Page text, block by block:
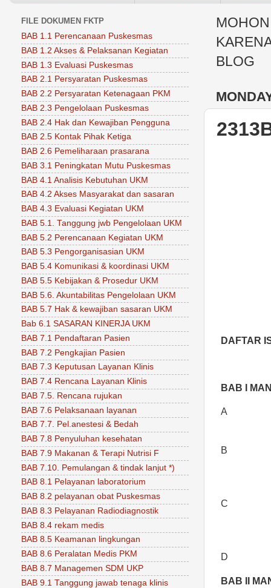
BLOG
DAFTAR
BAB I
A
B
C
D
BAB II
FILE DOKUMEN FKTP
BAB 1.1 Perencanaan Puskesmas
BAB 1.2 Akses & Pelaksanan Kegiatan
BAB 1.3 Evaluasi Puskesmas
BAB 2.1 Persyaratan Puskesmas
BAB 2.2 Persyaratan Ketenagaan PKM
BAB 2.3 Pengelolaan Puskesmas
BAB 2.4 Hak dan Kewajiban Pengguna
BAB 2.5 Kontak Pihak Ketiga
BAB 2.6 Pemeliharaan prasarana
BAB 3.1 Peningkatan Mutu Puskesmas
BAB 4.1 Analisis Kebutuhan UKM
BAB 4.2 Akses Masyarakat dan sasaran
BAB 4.3 Evaluasi Kegiatan UKM
BAB 5.1. Tanggung jwb Pengelolaan UKM
BAB 5.2 Perencanaan Kegiatan UKM
BAB 5.3 Pengorganisasian UKM
BAB 5.4 Komunikasi & koordinasi UKM
BAB 5.5 Kebijakan & Prosedur UKM
BAB 5.6. Akuntabilitas Pengelolaan UKM
BAB 5.7 Hak & kewajiban sasaran UKM
Bab 6.1 SASARAN KINERJA UKM
BAB 7.1 Pendaftaran Pasien
BAB 7.2 Pengkajian Pasien
BAB 7.3 Keputusan Layanan Klinis
BAB 7.4 Rencana Layanan Klinis
BAB 7.5. Rencana rujukan
BAB 7.6 Pelaksanaan layanan
BAB 7.7. Pel.anestesi & Bedah
BAB 7.8 Penyuluhan kesehatan
BAB 7.9 Makanan & Terapi Nutrisi F
BAB 7.10. Pemulangan & tindak lanjut *)
BAB 8.1 Pelayanan laboratorium
BAB 8.2 pelayanan obat Puskesmas
BAB 8.3 Pelayanan Radiodiagnostik
BAB 8.4 rekam medis
BAB 8.5 Keamanan lingkungan
BAB 8.6 Peralatan Medis PKM
BAB 8.7 Managemen SDM UKP
BAB 9.1 Tanggung jawab tenaga klinis